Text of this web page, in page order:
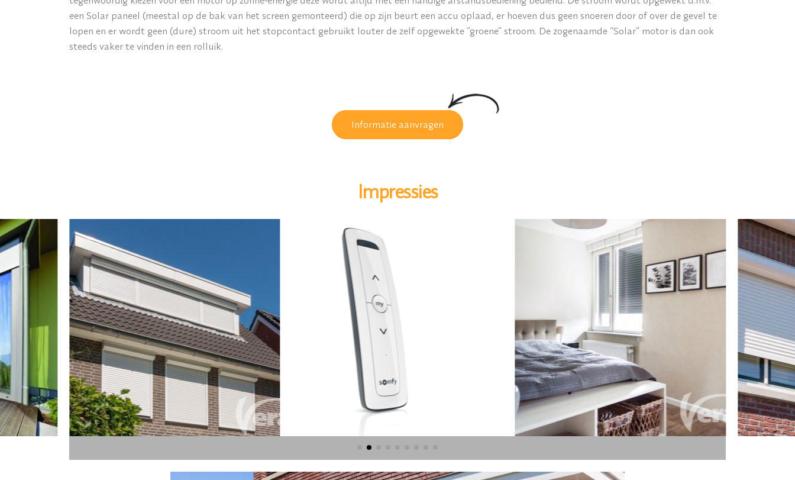
een Solar paneel (meestal op de bak van het screen gemonteerd) die op zijn beurt een accu oplaad, er hoeven dus geen snoeren door of over de gevel te
lopen en er wordt geen (dure) stroom uit het stopcontact gebruikt louter de zelf opgewekte “groene” stroom. De zogenaamde “Solar” motor is dan ook
steeds vaker te vinden in een rolluik.
Informatie aanvragen
Impressies